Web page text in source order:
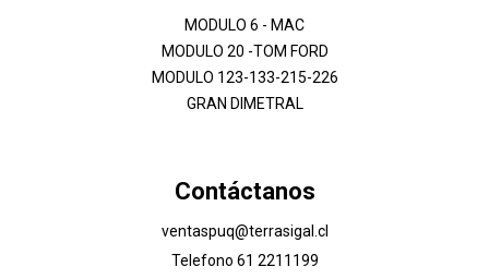
MODULO 6 - MAC
MODULO 20 -TOM FORD
MODULO 123-133-215-226
GRAN DIMETRAL
Contáctanos
ventaspuq@terrasigal.cl
Telefono 61 2211199